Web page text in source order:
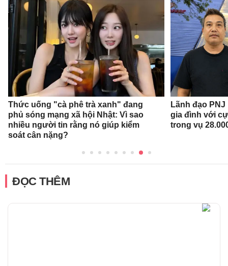
Thức uống "cà phê trà xanh" đang
phủ sóng mạng xã hội Nhật: Vì sao
nhiều người tin rằng nó giúp kiểm
soát cân nặng?
Lãnh đạo
gia đình với
trong vụ
ĐỌC THÊM